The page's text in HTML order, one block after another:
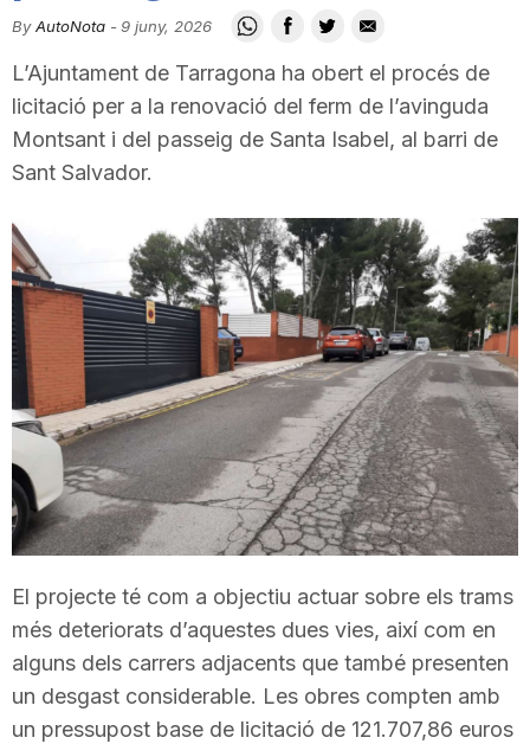
i
u
t
d
T
a
r
By AutoNota -9 juny, 2026
L’Ajuntament de Tarragona ha obert el procés de
licitació per a la renovació del ferm de l’avinguda
Montsant i del passeig de Santa Isabel, al barri de
Sant Salvador.
El projecte té com a objectiu actuar sobre els trams
més deteriorats d’aquestes dues vies, així com en
alguns dels carrers adjacents que també presenten
un desgast considerable. Les obres compten amb
un pressupost base de licitació de 121.707,86 euros